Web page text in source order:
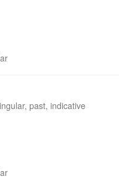
past, indicative